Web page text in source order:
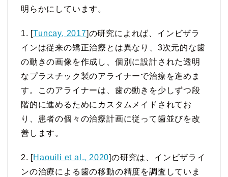
明らかにしています。
1. [Tuncay, 2017]の研究によれば、インビザラ
インは従来の矯正治療とは異なり、3次元的な歯
の動きの画像を作成し、個別に設計された透明
なプラスチック製のアライナーで治療を進めま
す。このアライナーは、歯の動きを少しずつ段
階的に進めるためにカスタムメイドされてお
り、患者の個々の治療計画に従って歯並びを改
善します。
2. [Haouili et al., 2020]の研究は、インビザライ
ンの治療による歯の移動の精度を調査していま